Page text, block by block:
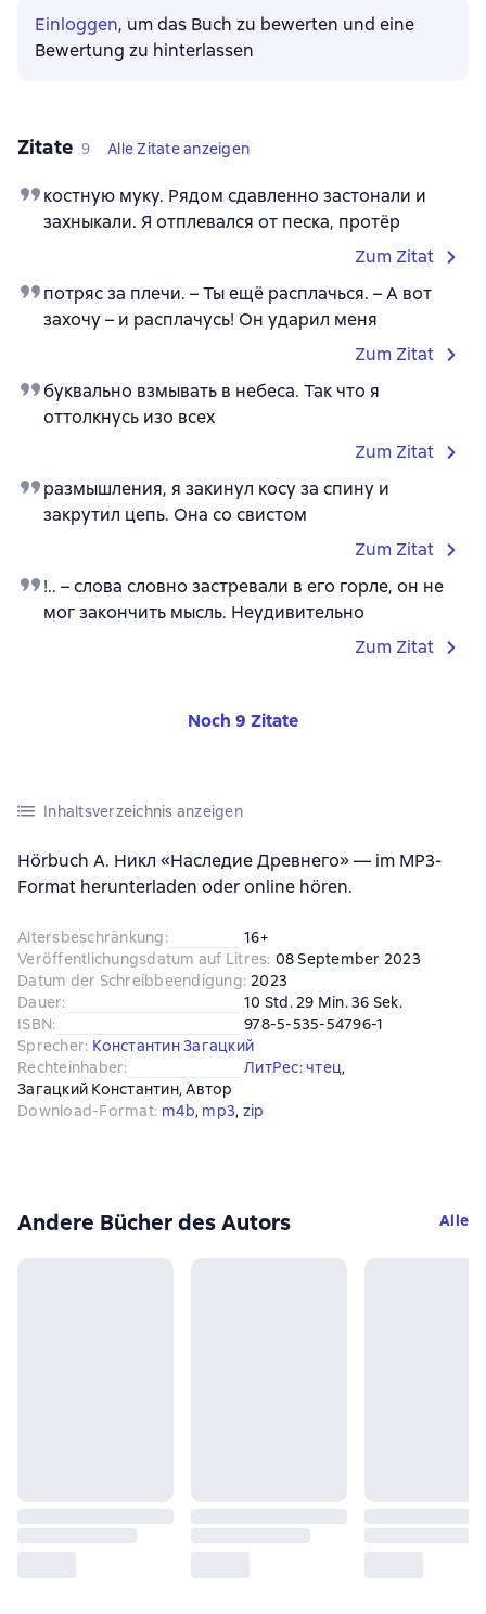
Einloggen, um das Buch zu bewerten und eine
Bewertung zu hinterlassen
Zitate 9 Alle Zitate anzeigen
костную муку. Рядом сдавленно застонали и
захныкали. Я отплевался от песка, протёр
Zum Zitat
потряс за плечи. – Ты ещё расплачься. – А вот
захочу – и расплачусь! Он ударил меня
Zum Zitat
буквально взмывать в небеса. Так что я
оттолкнусь изо всех
Zum Zitat
размышления, я закинул косу за спину и
закрутил цепь. Она со свистом
Zum Zitat
!.. – слова словно застревали в его горле, он не
мог закончить мысль. Неудивительно
Zum Zitat
Noch 9 Zitate
Inhaltsverzeichnis anzeigen
Hörbuch А. Никл «Наследие Древнего» — im MP3-
Format herunterladen oder online hören.
Altersbeschränkung:
16+
Veröffentlichungsdatum auf Litres: 08 September 2023
Datum der Schreibbeendigung: 2023
Dauer:
10 Std. 29 Min. 36 Sek.
ISBN:
978-5-535-54796-1
Sprecher: Константин Загацкий
Rechteinhaber: ЛитРес: чтец,
Загацкий Константин, Автор
Download-Format: m4b, mp3, zip
Andere Bücher des Autors Alle